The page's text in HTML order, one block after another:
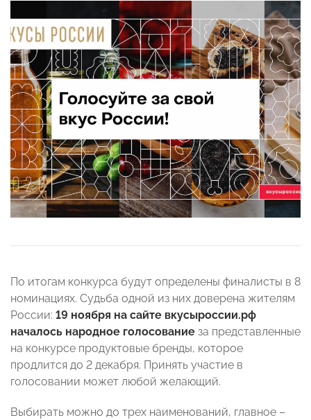
По итогам конкурса будут определены финалисты в 8
номинациях. Судьба одной из них доверена жителям
России: 19 ноября на сайте вкусыроссии.рф
началось народное голосование за представленные
на конкурсе продуктовые бренды, которое
продлится до 2 декабря. Принять участие в
голосовании может любой желающий.
Выбирать можно до трех наименований, главное –